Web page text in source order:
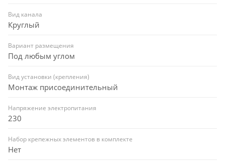
Вид канала
Круглый
Вариант размещения
Под любым углом
Вид установки (крепления)
Монтаж присоединительный
Напряжение электропитания
230
Набор крепежных элементов в комплекте
Нет